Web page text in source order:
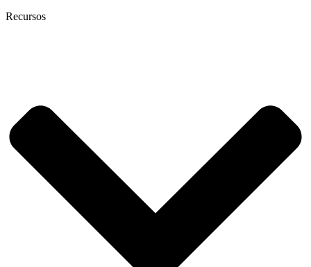
Recursos